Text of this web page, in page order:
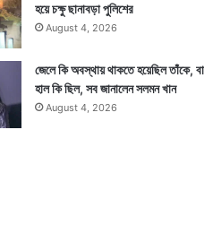
হয়ে চক্ষু ছানাবড়া পুলিশের
August 4, 2026
জেলে কি অবস্থায় থাকতে হয়েছিল তাঁকে,
হাল কি ছিল, সব জানালেন সলমন খান
August 4, 2026